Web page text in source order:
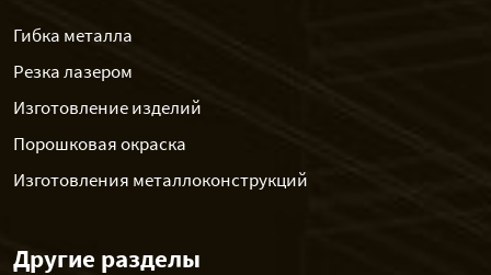
Гибка металла
Резка лазером
Изготовление изделий
Порошковая окраска
Изготовления металлоконструкций
Другие разделы